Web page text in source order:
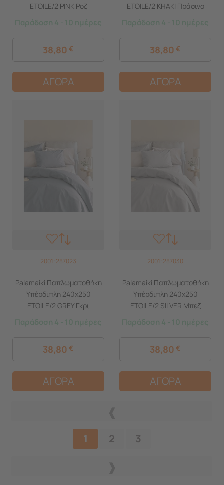
ETOILE/2 PINK Ροζ
Παράδοση 4 - 10 ημέρες
38,80 €
ΑΓΟΡΑ
ETOILE/2 KHAKI Πράσινο
Παράδοση 4 - 10 ημέρες
38,80 €
ΑΓΟΡΑ
2001-287023
Palamaiki Παπλωματοθήκη
Υπέρδιπλη 240x250
ETOILE/2 GREY Γκρι
Παράδοση 4 - 10 ημέρες
38,80 €
ΑΓΟΡΑ
2001-287030
Palamaiki Παπλωματοθήκη
Υπέρδιπλη 240x250
ETOILE/2 SILVER Μπεζ
Παράδοση 4 - 10 ημέρες
38,80 €
ΑΓΟΡΑ
1 2 3